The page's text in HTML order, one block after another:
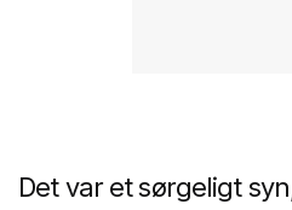
Det var et sørgeligt